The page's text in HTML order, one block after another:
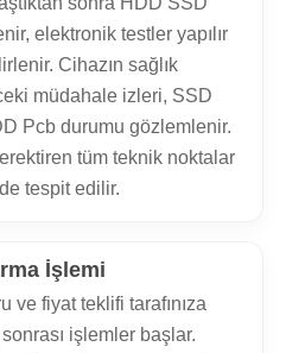
elektronik testler yapılır
Cihazın sağlık
müdahale izleri, SSD
Pcb durumu gözlemlenir.
tüm teknik noktalar
tespit edilir.
İşlemi
ve fiyat teklifi tarafınıza
işlemler başlar.